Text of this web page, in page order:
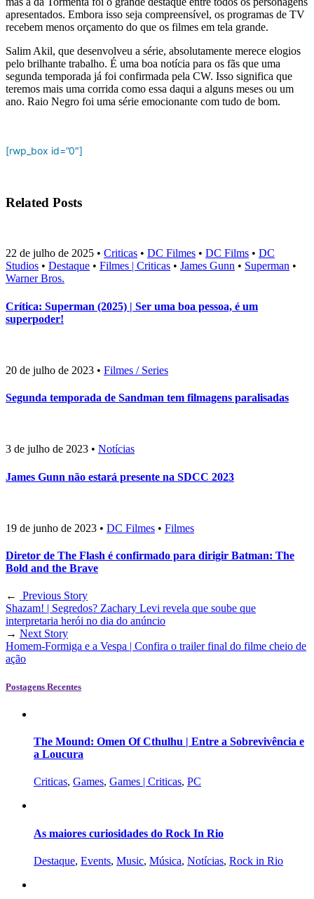
apresentados. Embora isso seja compreensível, os programas de TV
recebem menos orçamento do que os filmes em tela grande.
Salim Akil, que desenvolveu a série, absolutamente merece elogios
pelo brilhante trabalho. É uma boa notícia para os fãs que uma
segunda temporada já foi confirmada pela CW. Isso significa que
teremos mais uma corrida como essa daqui a alguns meses ou um
ano. Raio Negro foi uma série emocionante com tudo de bom.
[rwp_box id=”0″]
Related Posts
22 de julho de 2025 • Criticas • DC Filmes • DC Films • DC
Studios • Destaque • Filmes | Criticas • James Gunn • Superman •
Warner Bros.
Crítica: Superman (2025) | Ser uma boa pessoa, é um
superpoder!
20 de julho de 2023 • Filmes / Series
Segunda temporada de Sandman tem filmagens paralisadas
3 de julho de 2023 • Notícias
James Gunn não estará presente na SDCC 2023
19 de junho de 2023 • DC Filmes • Filmes
Diretor de The Flash é confirmado para dirigir Batman: The
Bold and the Brave
←
Previous Story
Shazam! | Segredos? Zachary Levi revela que soube que
interpretaria herói no dia do anúncio
→ Next Story
Homem-Formiga e a Vespa | Confira o trailer final do filme cheio de
ação
Postagens Recentes
The Mound: Omen Of Cthulhu | Entre a Sobrevivência e
a Loucura
Criticas, Games, Games | Criticas, PC
As maiores curiosidades do Rock In Rio
Destaque, Events, Music, Música, Notícias, Rock in Rio